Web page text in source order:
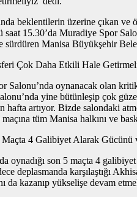
beklentilerin üzerine çıkan ve
15.30’da Muradiye Spor
Manisa Büyükşehir
Çok Daha Etkili Hale
Salonu’nda oynanacak olan
yine bütünleşip çok
hafta artıyor. Bizde salondaki
tüm Manisa halkını ve
4 Galibiyet Alarak Gücünü
oynadığı son 5 maçta 4
deplasmanda karşılaştığı
da kazanıp yükselişe devam